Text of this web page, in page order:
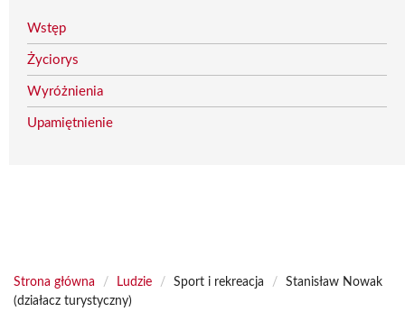
Wstęp
Życiorys
Wyróżnienia
Upamiętnienie
Strona główna / Ludzie / Sport i rekreacja /
Stanisław Nowak
(działacz turystyczny)